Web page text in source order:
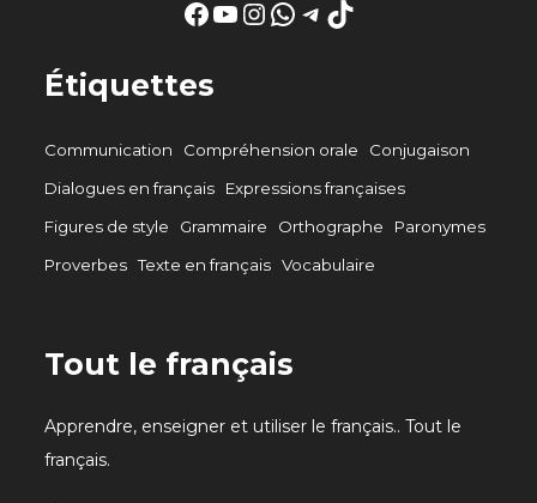
Facebook
YouTube
Instagram
WhatsApp
Telegram
TikTok
Étiquettes
Communication Compréhension orale
Conjugaison
Dialogues en français
Expressions françaises
Figures de style
Grammaire Orthographe
Paronymes
Proverbes Texte en français Vocabulaire
Tout le français
Apprendre, enseigner et utiliser le français.. Tout le
français.